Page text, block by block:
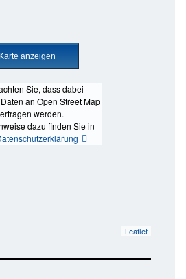
Sie, dass dabei
an Open Street Map
werden.
dazu finden Sie in
Leaflet